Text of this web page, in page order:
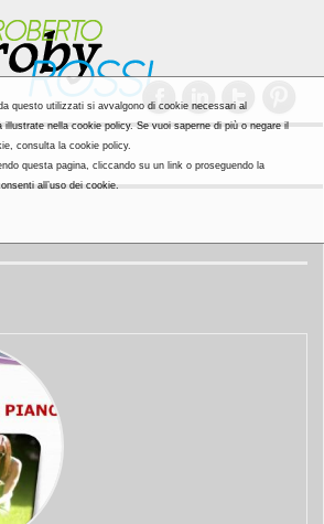
questo utilizzati si avvalgono di cookie necessari al
illustrate nella cookie policy. Se vuoi saperne di più o negare il
consulta la cookie policy.
questa pagina, cliccando su un link o proseguendo la
all’uso dei cookie.